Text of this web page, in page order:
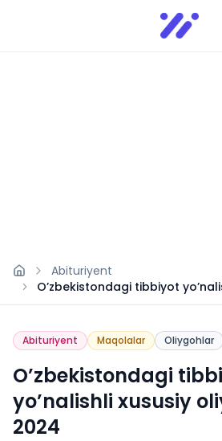
Infoedu
Abituriyent
O’zbekistondagi tibbiyot
oliygohlar 2024
Abituriyent Maqolalar Oliygohlar
O’zbekistondagi
yo’nalishli xususiy
2024